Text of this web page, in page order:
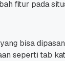
fitur pada
bisa
seperti tab